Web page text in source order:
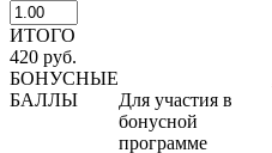
ИТОГО
420 руб.
БОНУСНЫЕ
БАЛЛЫ
Для участия в
бонусной
программе